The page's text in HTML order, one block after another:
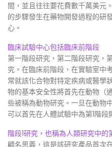
間，並且往往要花費數千萬美元
的步驟發生在藥物開發過程的研
心。
臨床試驗中心包括臨床前階段
第一階段研究，第二階段研究，
究。在臨床前階段，在實驗室中
常就該化合物對特定疾病或醫學
物的基本安全性將首先在動物（
些被稱為動物研究。一旦在動物
可以首先在人體試驗中為第1階段
階段1研究，也稱為人類研究中的
顧名思義，這是該研究產品首次